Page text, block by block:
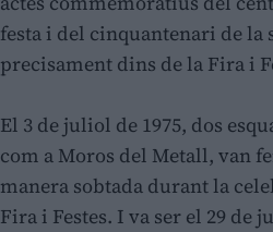
festa i del cinquantenari de la
precisament dins de la Fira i
El 3 de juliol de 1975, dos
com a Moros del Metall, van
manera sobtada durant la
Fira i Festes. I va ser el 29 de